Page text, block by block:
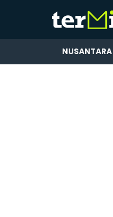
NUSANTARA